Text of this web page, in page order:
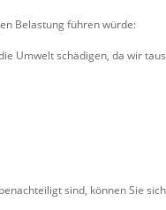
Belastung führen würde:
Umwelt schädigen, da wir
sind, können Sie